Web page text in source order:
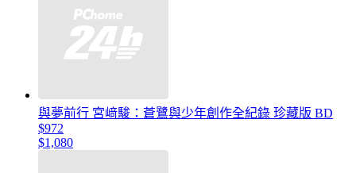
與夢前行 宮﨑駿：蒼鷺與少年創作全紀錄 珍藏版 BD
$972
$1,080